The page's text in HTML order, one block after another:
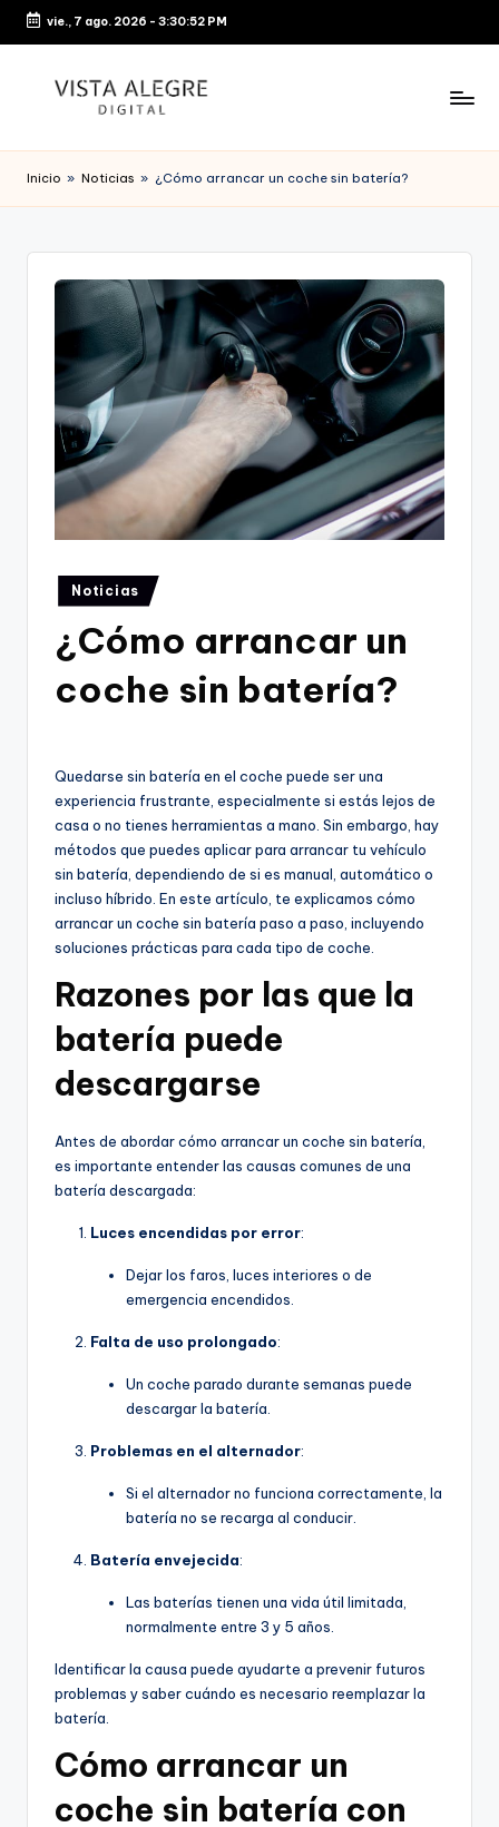
Saltar
contenido
vie., 7 ago. 2026 - 3:30:53 PM
Inicio » Noticias » ¿Cómo arrancar un coche sin batería?
Publicado
en
Noticias
¿Cómo arrancar un
coche sin batería?
Quedarse sin batería en el coche puede ser una
experiencia frustrante, especialmente si estás lejos de
casa o no tienes herramientas a mano. Sin embargo, hay
métodos que puedes aplicar para arrancar tu vehículo
sin batería, dependiendo de si es manual, automático o
incluso híbrido. En este artículo, te explicamos cómo
arrancar un coche sin batería paso a paso, incluyendo
soluciones prácticas para cada tipo de coche.
Razones por las que la
batería puede
descargarse
Antes de abordar cómo arrancar un coche sin batería,
es importante entender las causas comunes de una
batería descargada:
Luces encendidas por error:
Dejar los faros, luces interiores o de
emergencia encendidos.
Falta de uso prolongado:
Un coche parado durante semanas puede
descargar la batería.
Problemas en el alternador:
Si el alternador no funciona correctamente, la
batería no se recarga al conducir.
Batería envejecida:
Las baterías tienen una vida útil limitada,
normalmente entre 3 y 5 años.
Identificar la causa puede ayudarte a prevenir futuros
problemas y saber cuándo es necesario reemplazar la
batería.
Cómo arrancar un
coche sin batería con